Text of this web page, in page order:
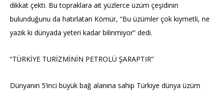
dikkat çekti. Bu topraklara ait yüzlerce üzüm çeşidinin
bulunduğunu da hatırlatan Kömür, “Bu üzümler çok kıymetli, ne
yazık ki dünyada yeteri kadar bilinmiyor” dedi.
“TÜRKİYE TURİZMİNİN PETROLÜ ŞARAPTIR”
Dünyanın 5’inci büyük bağ alanına sahip Türkiye dünya üzüm